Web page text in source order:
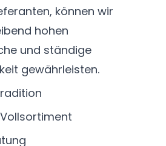
können wir
hohen
und ständige
gewährleisten.